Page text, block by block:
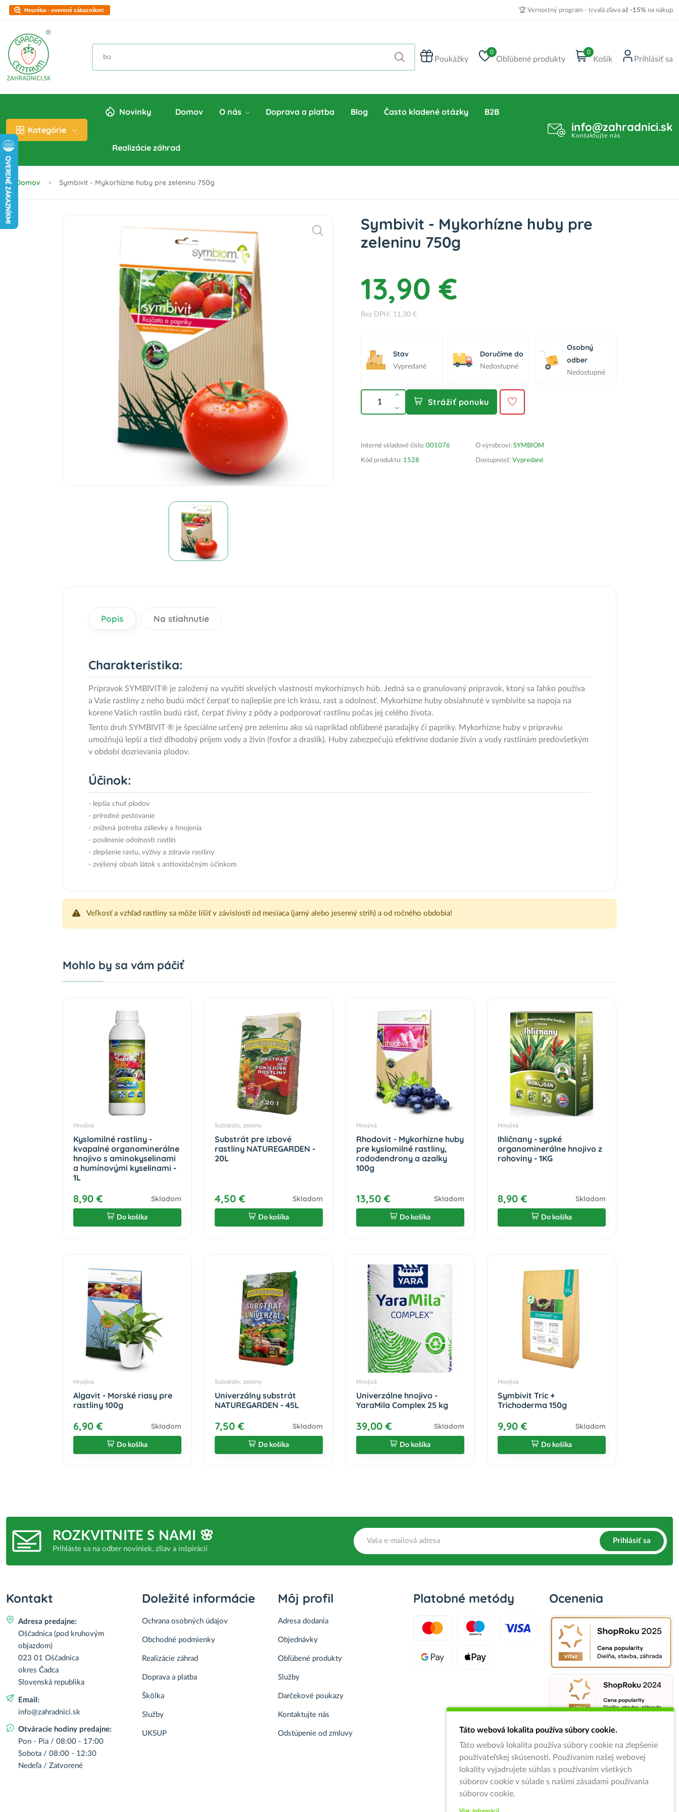
Heuréka - overené zákazníkmi 🏆 Vernostný program - trvalá zľava až -15% na nákup
Poukážky
0
Obľúbené produkty
0
Košík Prihlásiť sa
Kategórie
Novinky Domov O nás Doprava a platba Blog Často kladené otázky B2B
Realizácie záhrad
info@zahradnici.sk
Kontaktujte nás
Domov Symbivit - Mykorhízne huby pre zeleninu 750g
Symbivit - Mykorhízne huby pre
zeleninu 750g
13,90 €
Bez DPH: 11,30 €
Stav
Vypredané
Doručíme do
Nedostupné
Osobný
odber
Nedostupné
Strážiť ponuku
Interné skladové číslo: 001076
Kód produktu: 1528
O výrobcovi: SYMBIOM
Dostupnosť: Vypredané
Popis Na stiahnutie
Charakteristika:
Prípravok SYMBIVIT® je založený na využití skvelých vlastnosti mykorhíznych húb. Jedná sa o granulovaný prípravok, ktorý sa ľahko používa
a Vaše rastliny z neho budú môcť čerpať to najlepšie pre ich krásu, rast a odolnosť. Mykorhízne huby obsiahnuté v symbivite sa napoja na
korene Vašich rastlín budú rásť, čerpať živiny z pôdy a podporovať rastlinu počas jej celého života.
Tento druh SYMBIVIT ® je špeciálne určený pre zeleninu ako sú napríklad obľúbené paradajky či papriky. Mykorhízne huby v prípravku
umožňujú lepší a tiež dlhodobý príjem vody a živín (fosfor a draslík). Huby zabezpečujú efektívne dodanie živín a vody rastlinám predovšetkým
v období dozrievania plodov.
Účinok:
- lepšia chuť plodov
- prírodné pestovanie
- znížená potreba zálievky a hnojenia
- posilnenie odolnosti rastlín
- zlepšenie rastu, výživy a zdravia rastliny
- zvýšený obsah látok s antioxidačným účinkom
Veľkosť a vzhľad rastliny sa môže líšiť v závislosti od mesiaca (jarný alebo jesenný strih) a od ročného obdobia!
Mohlo by sa vám páčiť
Hnojivá
Kyslomilné rastliny -
kvapalné organominerálne
hnojivo s aminokyselinami
a humínovými kyselinami -
1L
8,90 € Skladom
Do košíka
Substráty, zeminy
Substrát pre izbové
rastliny NATUREGARDEN -
20L
4,50 € Skladom
Do košíka
Hnojivá
Rhodovit - Mykorhízne huby
pre kyslomilné rastliny,
rododendrony a azalky
100g
13,50 € Skladom
Do košíka
Hnojivá
Ihličnany - sypké
organominerálne hnojivo z
rohoviny - 1KG
8,90 € Skladom
Do košíka
Hnojivá
Algavit - Morské riasy pre
rastliny 100g
6,90 € Skladom
Do košíka
Substráty, zeminy
Univerzálny substrát
NATUREGARDEN - 45L
7,50 € Skladom
Do košíka
Hnojivá
Univerzálne hnojivo -
YaraMila Complex 25 kg
39,00 € Skladom
Do košíka
Hnojivá
Symbivit Tric +
Trichoderma 150g
9,90 € Skladom
Do košíka
ROZKVITNITE S NAMI 🌸
Prihláste sa na odber noviniek, zliav a inšpirácií
Prihlásiť sa
Kontakt
Adresa predajne:
Oščadnica (pod kruhovým
objazdom)
023 01 Oščadnica
okres Čadca
Slovenská republika
Email:
info@zahradnici.sk
Otváracie hodiny predajne:
Pon - Pia / 08:00 - 17:00
Sobota / 08:00 - 12:30
Nedeľa / Zatvorené
Doležité informácie
Ochrana osobných údajov
Obchodné podmienky
Realizácie záhrad
Doprava a platba
Škôlka
Služby
UKSUP
Môj profil
Adresa dodania
Objednávky
Obľúbené produkty
Služby
Darčekové poukazy
Kontaktujte nás
Odstúpenie od zmluvy
Platobné metódy Ocenenia
Táto webová lokalita používa súbory cookie.
Táto webová lokalita používa súbory cookie na zlepšenie
používateľskej skúsenosti. Používaním našej webovej
lokality vyjadrujete súhlas s používaním všetkých
súborov cookie v súlade s našimi zásadami používania
súborov cookie.